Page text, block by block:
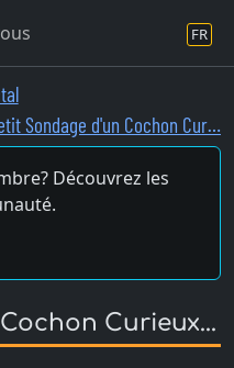
FR
Sondage d'un Cochon Cur…
Découvrez les
Curieux...